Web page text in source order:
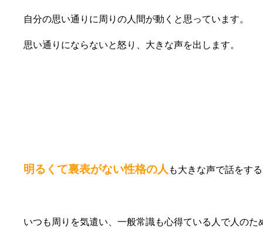
自分の思い通りに周りの人間が動くと思っています。
思い通りにならないと怒り、大きな声を出します。
明るくて裏表がない性格の人 も大きな声で話をす
いつも周りを気遣い、一般常識も心得ている人で人の